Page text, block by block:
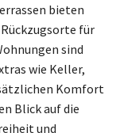
bieten
für
sind
wie Keller,
Komfort
Blick auf die
und